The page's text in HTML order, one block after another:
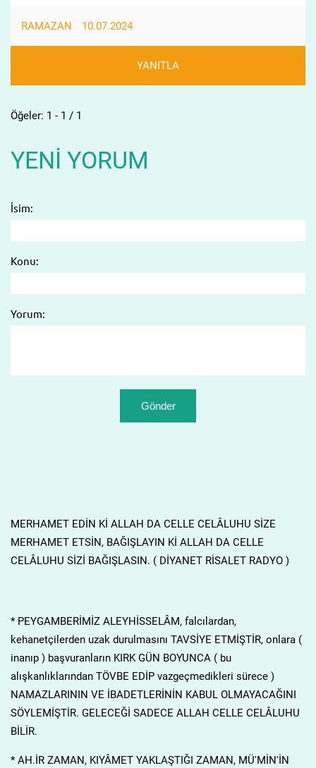
RAMAZAN 10.07.2024
YANITLA
Öğeler: 1 - 1 / 1
YENI YORUM
İsim:
Konu:
Yorum:
MERHAMET EDİN Kİ ALLAH DA CELLE CELÂLUHU SİZE
MERHAMET ETSİN, BAĞIŞLAYIN Kİ ALLAH DA CELLE
CELÂLUHU SİZİ BAĞIŞLASIN. ( DİYANET RİSALET RADYO )
* PEYGAMBERİMİZ ALEYHİSSELÂM, falcılardan,
kehanetçilerden uzak durulmasını TAVSİYE ETMİŞTİR, onlara (
inanıp ) başvuranların KIRK GÜN BOYUNCA ( bu
alışkanlıklarından TÖVBE EDİP vazgeçmedikleri sürece )
NAMAZLARININ VE İBADETLERİNİN KABUL OLMAYACAĞINI
SÖYLEMİŞTİR. GELECEĞİ SADECE ALLAH CELLE CELÂLUHU
BİLİR.
* AH.İR ZAMAN, KIYÂMET YAKLAŞTIĞI ZAMAN, MÜ'MİN'İN